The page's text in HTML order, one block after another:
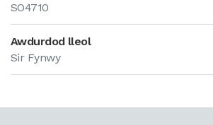
SO4710
Awdurdod lleol
Sir Fynwy